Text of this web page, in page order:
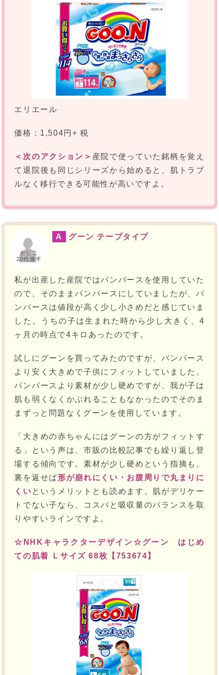
エリエール
価格：1,504円+ 税
＜次のアクション＞ 産院で使っていた銘柄を覚え
て退院後も同じシリーズから始めると、肌トラブ
ルなく移行できる可能性が高いですよ。
かじこ
20代後半
A グーン テープタイプ
私が出産した産院ではパンパースを使用していた
ので、そのままパンパースにしていましたが、パ
ンパースは値段が高く少し小さめだと感じていま
した。うちの子は生まれた時から少し大きく、4
ヶ月の時点で4キロあったのです。
試しにグーンを買ってみたのですが、パンパース
より安く大きめで子供にフィットしていました。
パンパースより素材が少し硬めですが、我が子は
肌も弱くなくかぶれることもなかったのでそのま
まずっと問題なくグーンを使用しています。
「大きめの赤ちゃんにはグーンの方がフィットす
る」という声は、市販の比較記事でも繰り返し登
場する傾向です。素材が少し硬めという指摘も、
裏を返せば形が崩れにくい・お腹周りで丸まりに
くい というメリットとも読めます。肌がデリケー
トでない子なら、コスパと吸収量のバランスを取
りやすいラインですよ。
☆NHKキャラクターデザイン☆グーン はじめ
ての肌着 Ｌサイズ 68枚【753674】